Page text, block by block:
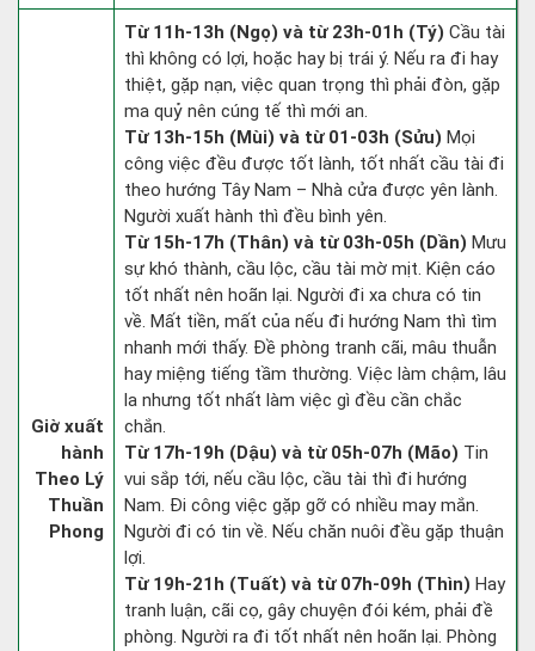
Giờ xuất
hành
Theo Lý
Thuần
Phong
Từ 11h-13h (Ngọ) và từ 23h-01h (Tý) Cầu tài
thì không có lợi, hoặc hay bị trái ý. Nếu ra đi hay
thiệt, gặp nạn, việc quan trọng thì phải đòn, gặp
ma quỷ nên cúng tế thì mới an.
Từ 13h-15h (Mùi) và từ 01-03h (Sửu) Mọi
công việc đều được tốt lành, tốt nhất cầu tài đi
theo hướng Tây Nam – Nhà cửa được yên lành.
Người xuất hành thì đều bình yên.
Từ 15h-17h (Thân) và từ 03h-05h (Dần) Mưu
sự khó thành, cầu lộc, cầu tài mờ mịt. Kiện cáo
tốt nhất nên hoãn lại. Người đi xa chưa có tin
về. Mất tiền, mất của nếu đi hướng Nam thì tìm
nhanh mới thấy. Đề phòng tranh cãi, mâu thuẫn
hay miệng tiếng tầm thường. Việc làm chậm, lâu
la nhưng tốt nhất làm việc gì đều cần chắc
chắn.
Từ 17h-19h (Dậu) và từ 05h-07h (Mão) Tin
vui sắp tới, nếu cầu lộc, cầu tài thì đi hướng
Nam. Đi công việc gặp gỡ có nhiều may mắn.
Người đi có tin về. Nếu chăn nuôi đều gặp thuận
lợi.
Từ 19h-21h (Tuất) và từ 07h-09h (Thìn) Hay
tranh luận, cãi cọ, gây chuyện đói kém, phải đề
phòng. Người ra đi tốt nhất nên hoãn lại. Phòng